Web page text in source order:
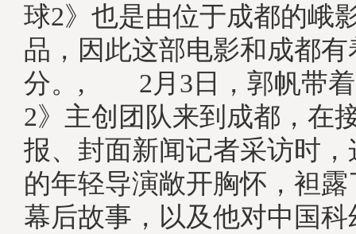
球2》也是由位于成都的峨
品，因此这部电影和成都
分。, 2月3日，郭帆带着
2》主创团队来到成都，在
报、封面新闻记者采访时
的年轻导演敞开胸怀，袒
幕后故事，以及他对中国